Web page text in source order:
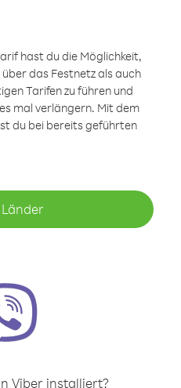
hast du die Möglichkeit,
das Festnetz als auch
Tarifen zu führen und
mal verlängern. Mit dem
du bei bereits geführten
Viber installiert?